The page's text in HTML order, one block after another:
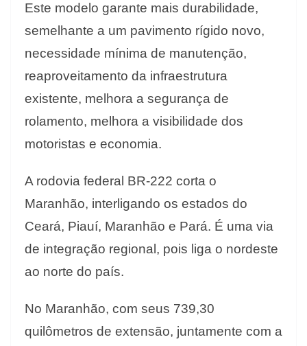
Este modelo garante mais durabilidade,
semelhante a um pavimento rígido novo,
necessidade mínima de manutenção,
reaproveitamento da infraestrutura
existente, melhora a segurança de
rolamento, melhora a visibilidade dos
motoristas e economia.
A rodovia federal BR-222 corta o
Maranhão, interligando os estados do
Ceará, Piauí, Maranhão e Pará. É uma via
de integração regional, pois liga o nordeste
ao norte do país.
No Maranhão, com seus 739,30
quilômetros de extensão, juntamente com a